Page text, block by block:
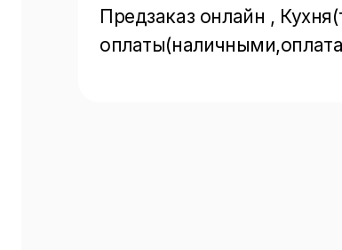
Предзаказ онлайн ,